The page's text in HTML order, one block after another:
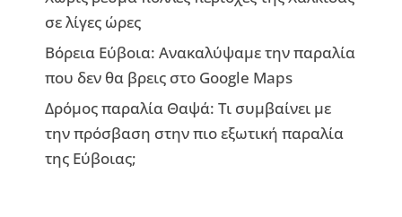
σε λίγες ώρες
Βόρεια Εύβοια: Ανακαλύψαμε την παραλία
που δεν θα βρεις στο Google Maps
Δρόμος παραλία Θαψά: Τι συμβαίνει με
την πρόσβαση στην πιο εξωτική παραλία
της Εύβοιας;